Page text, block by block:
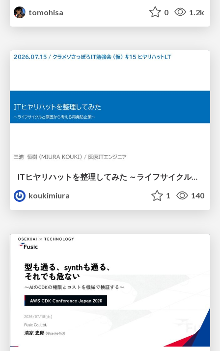
tomohisa
0 1.2k
ITヒヤリハットを整理してみた ～ライフサイクルと原因から考える再発防止策～
koukimiura
1 140